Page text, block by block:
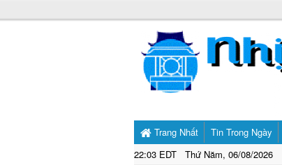
Trang Nhất
22:03 EDT Thứ Năm, 06/08/2026
Tin Trong Ngày